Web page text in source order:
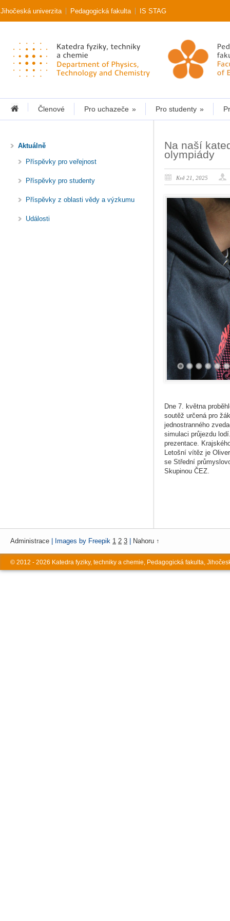
Jihočeská univerzita Pedagogická fakulta IS STAG
Členové Pro uchazeče » Pro studenty »
Aktuálně
Příspěvky pro veřejnost
Příspěvky pro studenty
Příspěvky z oblasti vědy a výzkumu
Události
Na naší
olympiády
Kvě 21, 2025
Dne 7. května
soutěž určená pro
jednostranného
simulaci průjezdu
prezentace.
Letošní vítěz je
se Střední
Skupinou ČEZ.
Administrace | Images by Freepik 1 2 3 Nahoru ↑
© 2012 - 2026 Katedra fyziky, techniky a chemie, Pedagogická fakulta,